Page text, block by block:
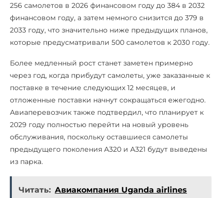
256 самолетов в 2026 финансовом году до 384 в 2032
финансовом году, а затем немного снизится до 379 в
2033 году, что значительно ниже предыдущих планов,
которые предусматривали 500 самолетов к 2030 году.
Более медленный рост станет заметен примерно
через год, когда прибудут самолеты, уже заказанные к
поставке в течение следующих 12 месяцев, и
отложенные поставки начнут сокращаться ежегодно.
Авиаперевозчик также подтвердил, что планирует к
2029 году полностью перейти на новый уровень
обслуживания, поскольку оставшиеся самолеты
предыдущего поколения A320 и A321 будут выведены
из парка.
Читать: Авиакомпания Uganda airlines